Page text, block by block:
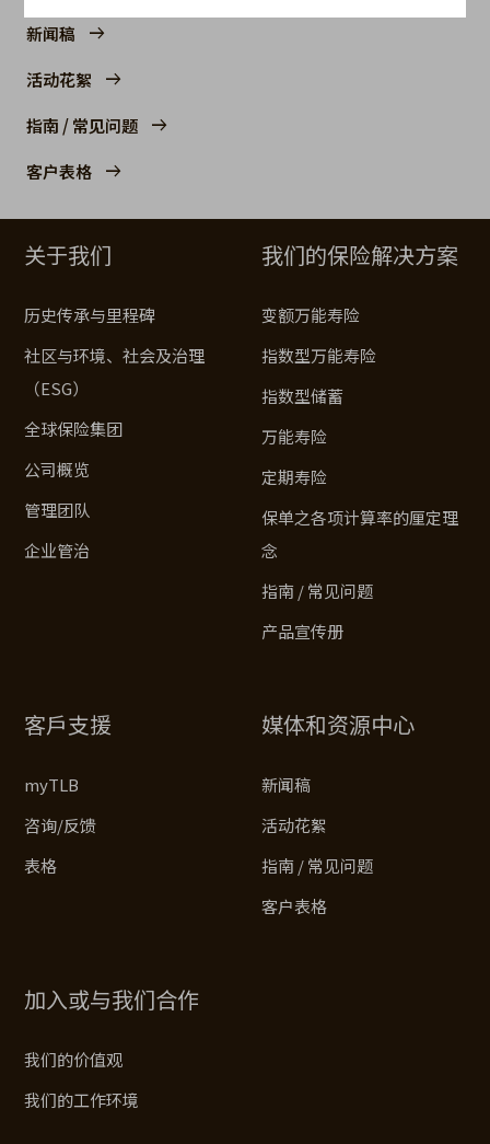
新闻稿
活动花絮
指南 / 常见问题
客户表格
关于我们
历史传承与里程碑
社区与环境、社会及治理
（ESG）
全球保险集团
公司概览
管理团队
企业管治
我们的保险解决方案
变额万能寿险
指数型万能寿险
指数型储蓄
万能寿险
定期寿险
保单之各项计算率的厘定理
念
指南 / 常见问题
产品宣传册
客戶支援
myTLB
咨询/反馈
表格
媒体和资源中心
新闻稿
活动花絮
指南 / 常见问题
客户表格
加入或与我们合作
我们的价值观
我们的工作环境